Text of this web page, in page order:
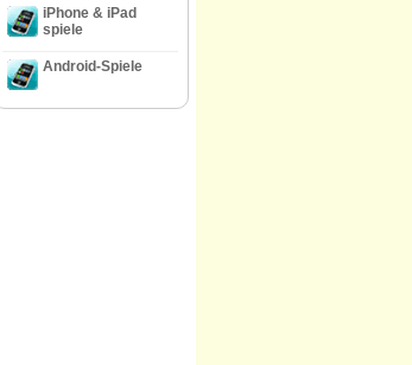
iPhone & iPad
spiele
Android-Spiele